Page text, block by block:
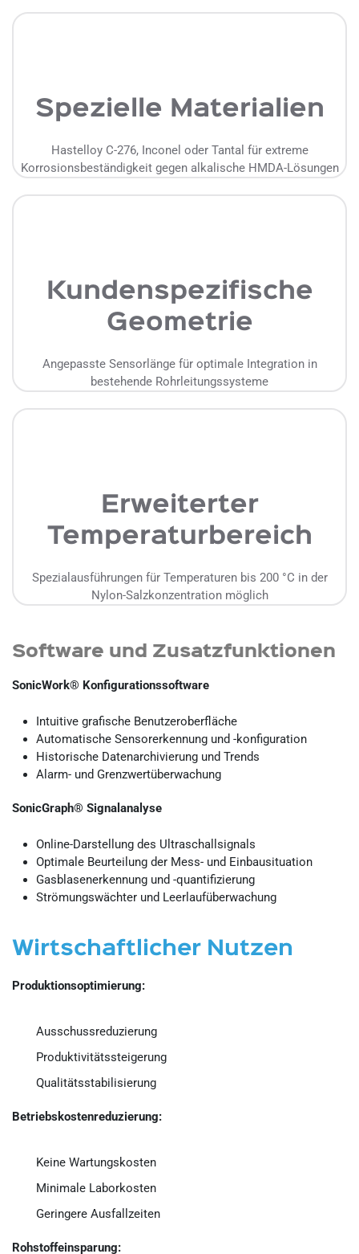
Spezielle Materialien
Hastelloy C-276, Inconel oder Tantal für extreme
Korrosionsbeständigkeit gegen alkalische HMDA-Lösungen
Kundenspezifische
Geometrie
Angepasste Sensorlänge für optimale Integration in
bestehende Rohrleitungssysteme
Erweiterter
Temperaturbereich
Spezialausführungen für Temperaturen bis 200 °C in der
Nylon-Salzkonzentration möglich
Software und Zusatzfunktionen
SonicWork® Konfigurationssoftware
Intuitive grafische Benutzeroberfläche
Automatische Sensorerkennung und -konfiguration
Historische Datenarchivierung und Trends
Alarm- und Grenzwertüberwachung
SonicGraph® Signalanalyse
Online-Darstellung des Ultraschallsignals
Optimale Beurteilung der Mess- und Einbausituation
Gasblasenerkennung und -quantifizierung
Strömungswächter und Leerlaufüberwachung
Wirtschaftlicher Nutzen
Produktionsoptimierung:
Ausschussreduzierung
Produktivitätssteigerung
Qualitätsstabilisierung
Betriebskostenreduzierung:
Keine Wartungskosten
Minimale Laborkosten
Geringere Ausfallzeiten
Rohstoffeinsparung: